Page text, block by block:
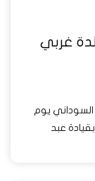
غربي
السوداني يوم
عبد